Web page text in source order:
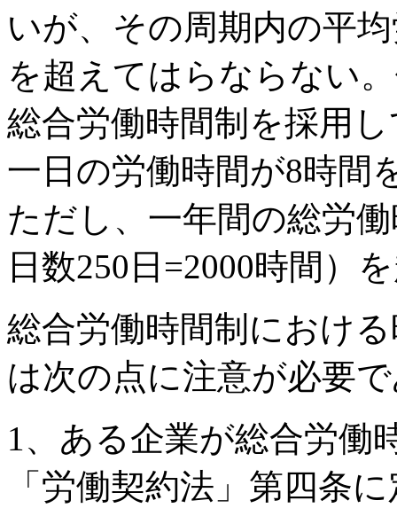
いが、その周期内の平
を超えてはらならない
総合労働時間制を採用
一日の労働時間が8時間
ただし、一年間の総労
日数250日=2000時間）
総合労働時間制におけ
は次の点に注意が必要
1、ある企業が総合労働
「労働契約法」第四条